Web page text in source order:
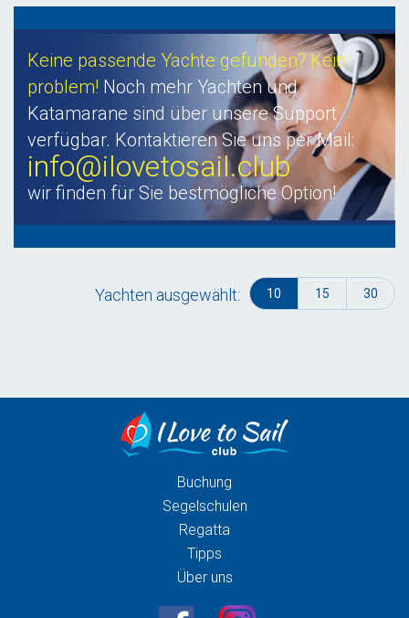
Keine passende Yachte gefunden? Kein
problem! Noch mehr Yachten und
Katamarane sind über unsere Support
verfügbar. Kontaktieren Sie uns per Mail:
info@ilovetosail.club
wir finden für Sie bestmögliche Option!
Yachten ausgewählt: 10 15 30
Buchung
Segelschulen
Regatta
Tipps
Über uns